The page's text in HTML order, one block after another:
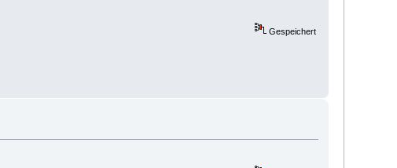
Gespeichert